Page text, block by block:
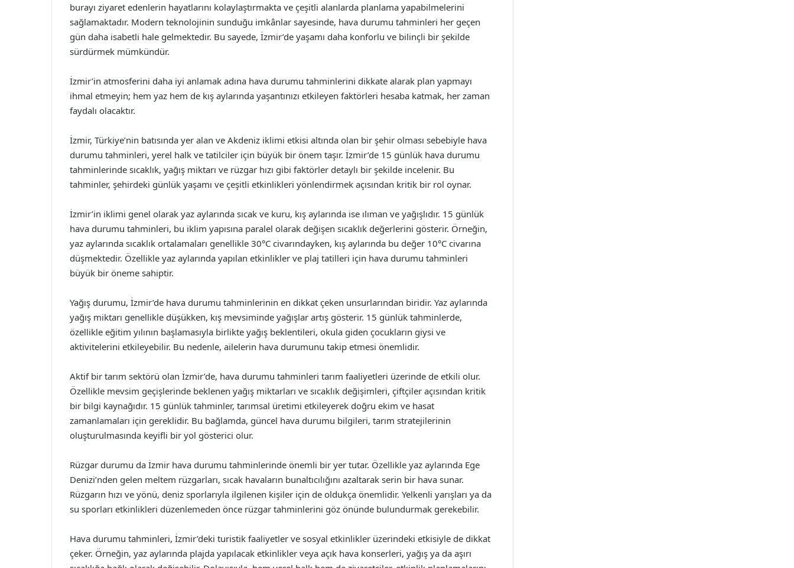
burayı ziyaret edenlerin hayatlarını kolaylaştırmakta ve çeşitli alanlarda planlama yapabilmelerini
sağlamaktadır. Modern teknolojinin sunduğu imkânlar sayesinde, hava durumu tahminleri her geçen
gün daha isabetli hale gelmektedir. Bu sayede, İzmir’de yaşamı daha konforlu ve bilinçli bir şekilde
sürdürmek mümkündür.
İzmir’in atmosferini daha iyi anlamak adına hava durumu tahminlerini dikkate alarak plan yapmayı
ihmal etmeyin; hem yaz hem de kış aylarında yaşantınızı etkileyen faktörleri hesaba katmak, her zaman
faydalı olacaktır.
İzmir, Türkiye’nin batısında yer alan ve Akdeniz iklimi etkisi altında olan bir şehir olması sebebiyle hava
durumu tahminleri, yerel halk ve tatilciler için büyük bir önem taşır. İzmir’de 15 günlük hava durumu
tahminlerinde sıcaklık, yağış miktarı ve rüzgar hızı gibi faktörler detaylı bir şekilde incelenir. Bu
tahminler, şehirdeki günlük yaşamı ve çeşitli etkinlikleri yönlendirmek açısından kritik bir rol oynar.
İzmir’in iklimi genel olarak yaz aylarında sıcak ve kuru, kış aylarında ise ılıman ve yağışlıdır. 15 günlük
hava durumu tahminleri, bu iklim yapısına paralel olarak değişen sıcaklık değerlerini gösterir. Örneğin,
yaz aylarında sıcaklık ortalamaları genellikle 30°C civarındayken, kış aylarında bu değer 10°C civarına
düşmektedir. Özellikle yaz aylarında yapılan etkinlikler ve plaj tatilleri için hava durumu tahminleri
büyük bir öneme sahiptir.
Yağış durumu, İzmir’de hava durumu tahminlerinin en dikkat çeken unsurlarından biridir. Yaz aylarında
yağış miktarı genellikle düşükken, kış mevsiminde yağışlar artış gösterir. 15 günlük tahminlerde,
özellikle eğitim yılının başlamasıyla birlikte yağış beklentileri, okula giden çocukların giysi ve
aktivitelerini etkileyebilir. Bu nedenle, ailelerin hava durumunu takip etmesi önemlidir.
Aktif bir tarım sektörü olan İzmir’de, hava durumu tahminleri tarım faaliyetleri üzerinde de etkili olur.
Özellikle mevsim geçişlerinde beklenen yağış miktarları ve sıcaklık değişimleri, çiftçiler açısından kritik
bir bilgi kaynağıdır. 15 günlük tahminler, tarımsal üretimi etkileyerek doğru ekim ve hasat
zamanlamaları için gereklidir. Bu bağlamda, güncel hava durumu bilgileri, tarım stratejilerinin
oluşturulmasında keyifli bir yol gösterici olur.
Rüzgar durumu da İzmir hava durumu tahminlerinde önemli bir yer tutar. Özellikle yaz aylarında Ege
Denizi’nden gelen meltem rüzgarları, sıcak havaların bunaltıcılığını azaltarak serin bir hava sunar.
Rüzgarın hızı ve yönü, deniz sporlarıyla ilgilenen kişiler için de oldukça önemlidir. Yelkenli yarışları ya da
su sporları etkinlikleri düzenlemeden önce rüzgar tahminlerini göz önünde bulundurmak gerekebilir.
Hava durumu tahminleri, İzmir’deki turistik faaliyetler ve sosyal etkinlikler üzerindeki etkisiyle de dikkat
çeker. Örneğin, yaz aylarında plajda yapılacak etkinlikler veya açık hava konserleri, yağış ya da aşırı